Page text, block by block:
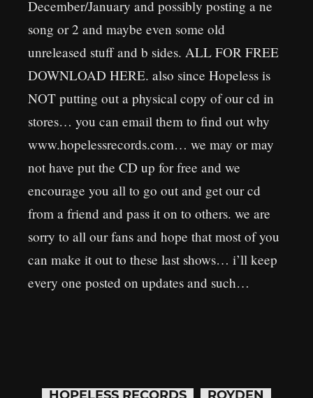
December/January and possibly posting a ne
song or 2 and maybe even some old
unreleased stuff and b sides. ALL FOR FREE
DOWNLOAD HERE. also since Hopeless is
NOT putting out a physical copy of our cd in
stores… you can email them to find out why
www.hopelessrecords.com… we may or may
not have put the CD up for free and we
encourage you all to go out and get our cd
from a friend and pass it on to others. we are
sorry to all our fans and hope that most of you
can make it out to these last shows… i’ll keep
every one posted on updates and such…